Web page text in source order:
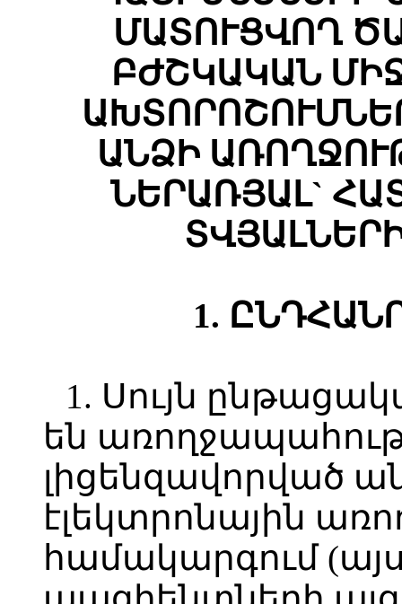
ՄԱՏՈՒՑՎՈՂ
ԲԺՇԿԱԿԱՆ
ԱՆՁԻ
ՆԵՐԱՌՅԱԼ`
1.
1. Սույն
են
լիցենզավորված
էլեկտրոնային
համակարգում